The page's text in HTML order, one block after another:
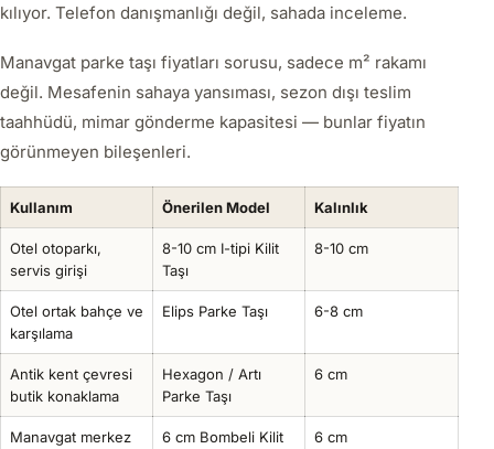
kılıyor. Telefon danışmanlığı değil, sahada inceleme.
Manavgat parke taşı fiyatları sorusu, sadece m² rakamı
değil. Mesafenin sahaya yansıması, sezon dışı teslim
taahhüdü, mimar gönderme kapasitesi — bunlar fiyatın
görünmeyen bileşenleri.
Kullanım Önerilen Model Kalınlık
Otel otoparkı,
servis girişi
8-10 cm I-tipi Kilit
Taşı
8-10 cm
Otel ortak bahçe ve
karşılama
Elips Parke Taşı 6-8 cm
Antik kent çevresi
butik konaklama
Hexagon / Artı
Parke Taşı
6 cm
Manavgat merkez
6 cm Bombeli Kilit
6 cm